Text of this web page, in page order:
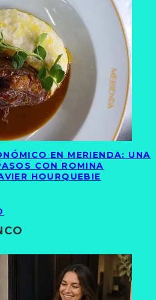
EN MERIENDA: UNA
CON ROMINA
HOURQUEBIE